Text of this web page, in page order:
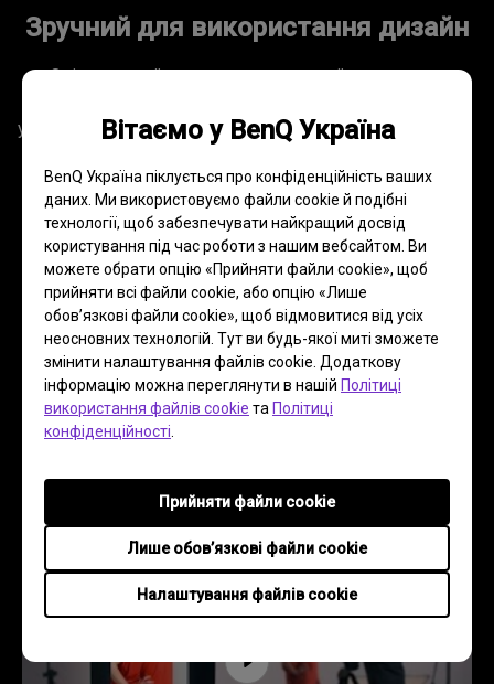
Вітаємо у BenQ Україна
BenQ Україна піклується про конфіденційність ваших
даних. Ми використовуємо файли cookie й подібні
технології, щоб забезпечувати найкращий досвід
користування під час роботи з нашим вебсайтом. Ви
можете обрати опцію «Прийняти файли cookie», щоб
прийняти всі файли cookie, або опцію «Лише
обов’язкові файли cookie», щоб відмовитися від усіх
неосновних технологій. Тут ви будь-якої миті зможете
змінити налаштування файлів cookie. Додаткову
інформацію можна переглянути в нашій Політиці
використання файлів cookie та Політиці
конфіденційності
Налаштування файлів cookie
Лише обов’язкові файли cookie
Прийняти файли cookie
Зручний для використання дизайн
Орієнтований на користувача дизайн дає змогу
установлювати відповідний датчик. Кожен компонент
власне маркування для полегшення складання
користувачами.